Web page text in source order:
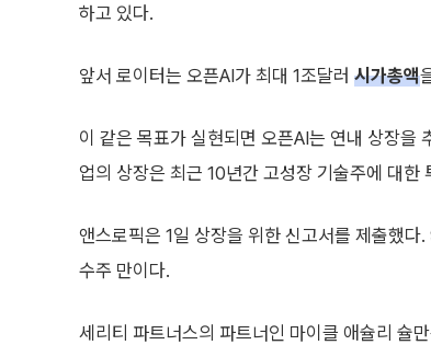
하고 있다.
앞서 로이터는 오픈AI가 최대 1조달러 시가총액
이 같은 목표가 실현되면 오픈AI는 연내 상장을
업의 상장은 최근 10년간 고성장 기술주에 대
앤스로픽은 1일 상장을 위한 신고서를 제출했
수주 만이다.
세리티 파트너스의 파트너인 마이클 애슐리 슐